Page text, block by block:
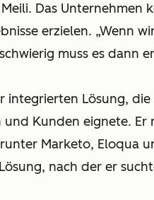
Das Unternehmen
erzielen. „Wenn
muss es dann
integrierten Lösung,
und Kunden eignete. Er
Marketo, Eloqua
nach der er